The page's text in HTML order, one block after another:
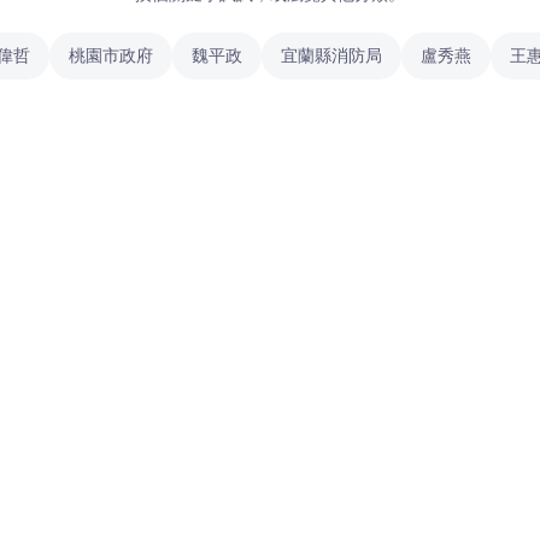
哲 桃園市政府 魏平政 宜蘭縣消防局 盧秀燕 王